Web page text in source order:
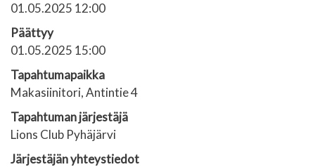
01.05.2025 12:00
Päättyy
01.05.2025 15:00
Tapahtumapaikka
Makasiinitori, Antintie 4
Tapahtuman järjestäjä
Lions Club Pyhäjärvi
Järjestäjän yhteystiedot